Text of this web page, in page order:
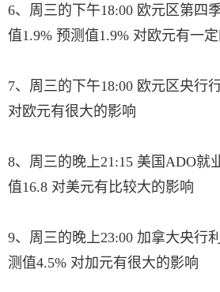
6、周三的下午18:00 欧元区第四
值1.9% 预测值1.9% 对欧元有一
7、周三的下午18:00 欧元区央行
对欧元有很大的影响
8、周三的晚上21:15 美国ADO就
值16.8 对美元有比较大的影响
9、周三的晚上23:00 加拿大央行
测值4.5% 对加元有很大的影响